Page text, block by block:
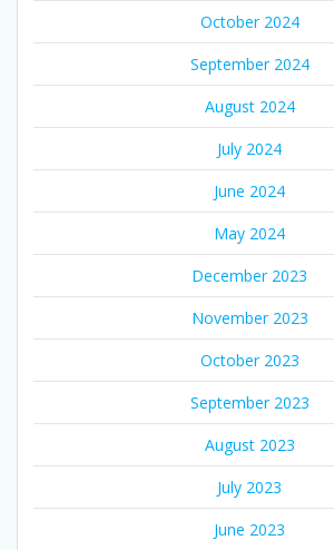
October 2024
September 2024
August 2024
July 2024
June 2024
May 2024
December 2023
November 2023
October 2023
September 2023
August 2023
July 2023
June 2023